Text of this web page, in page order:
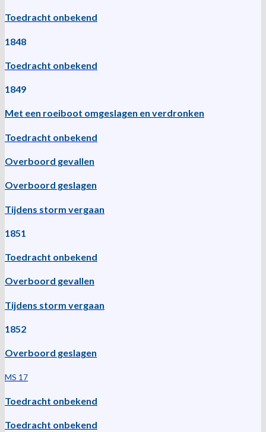
Toedracht onbekend
1848
Toedracht onbekend
1849
Met een roeiboot omgeslagen en verdronken
Toedracht onbekend
Overboord gevallen
Overboord geslagen
Tijdens storm vergaan
1851
Toedracht onbekend
Overboord gevallen
Tijdens storm vergaan
1852
Overboord geslagen
MS 17
Toedracht onbekend
Toedracht onbekend